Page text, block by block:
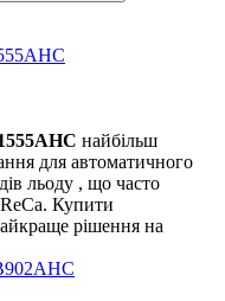
найбільш
для автоматичного
льоду , що часто
Купити
рішення на